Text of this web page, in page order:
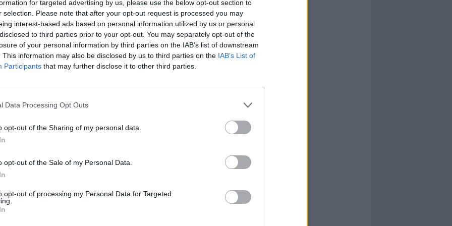
for targeted advertising by us, please use the below opt-out section to
selection. Please note that after your opt-out request is processed you may
interest-based ads based on personal information utilized by us or personal
to third parties prior to your opt-out. You may separately opt-out of the
of your personal information by third parties on the IAB’s list of downstream
This information may also be disclosed by us to third parties on the IAB’s List of
Participants that may further disclose it to other third parties.
Data Processing Opt Outs
opt-out of the Sharing of my personal data.
opt-out of the Sale of my Personal Data.
opt-out of processing my Personal Data for Targeted
Capitale:
osse
di
di
Long John
il
la
molto
credere